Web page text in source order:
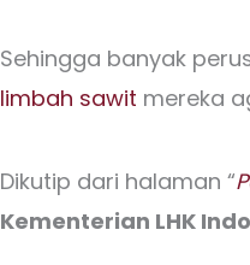
Sehingga banyak
limbah sawit mereka
Dikutip dari halaman “
Kementerian LHK